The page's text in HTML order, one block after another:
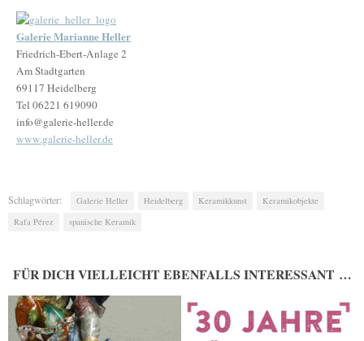
Galerie Marianne Heller
Friedrich-Ebert-Anlage 2
Am Stadtgarten
69117 Heidelberg
Tel 06221 619090
info@galerie-heller.de
www.galerie-heller.de
Schlagwörter: Galerie Heller Heidelberg Keramikkunst
Keramikobjekte
Rafa Pérez
spanische Keramik
FÜR DICH VIELLEICHT EBENFALLS INTERESSANT …